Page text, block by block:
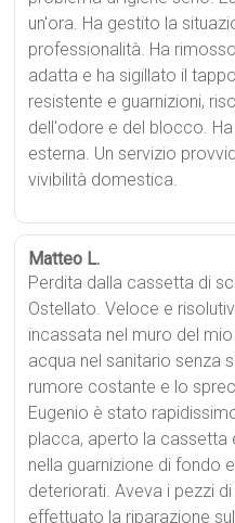
un'ora. Ha gestito la
professionalità. Ha
adatta e ha sigillato il
resistente e guarnizioni,
dell'odore e del blocco.
esterna. Un servizio
vivibilità domestica.
Matteo L.
Perdita dalla cassetta di
Ostellato. Veloce e
incassata nel muro del
acqua nel sanitario senza
rumore costante e lo
Eugenio è stato
placca, aperto la cassetta
nella guarnizione di fondo
deteriorati. Aveva i pezzi
effettuato la riparazione